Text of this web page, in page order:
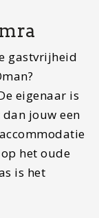
gastvrijheid
eigenaar is
jouw een
het oude
is het